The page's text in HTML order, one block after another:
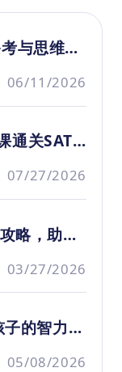
奥数课
追及
和深
的小
课》
与思维培
06/11/2026
通关SAT
07/27/2026
略，助你
03/27/2026
的智力水
05/08/2026